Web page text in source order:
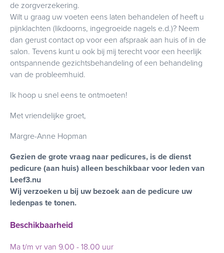
de zorgverzekering.
Wilt u graag uw voeten eens laten behandelen of heeft u
pijnklachten (likdoorns, ingegroeide nagels e.d.)? Neem
dan gerust contact op voor een afspraak aan huis of in de
salon. Tevens kunt u ook bij mij terecht voor een heerlijk
ontspannende gezichtsbehandeling of een behandeling
van de probleemhuid.
Ik hoop u snel eens te ontmoeten!
Met vriendelijke groet,
Margre-Anne Hopman
Gezien de grote vraag naar pedicures, is de dienst
pedicure (aan huis) alleen beschikbaar voor leden van
Leef3.nu
Wij verzoeken u bij uw bezoek aan de pedicure uw
ledenpas te tonen.
Beschikbaarheid
Ma t/m vr van 9.00 - 18.00 uur